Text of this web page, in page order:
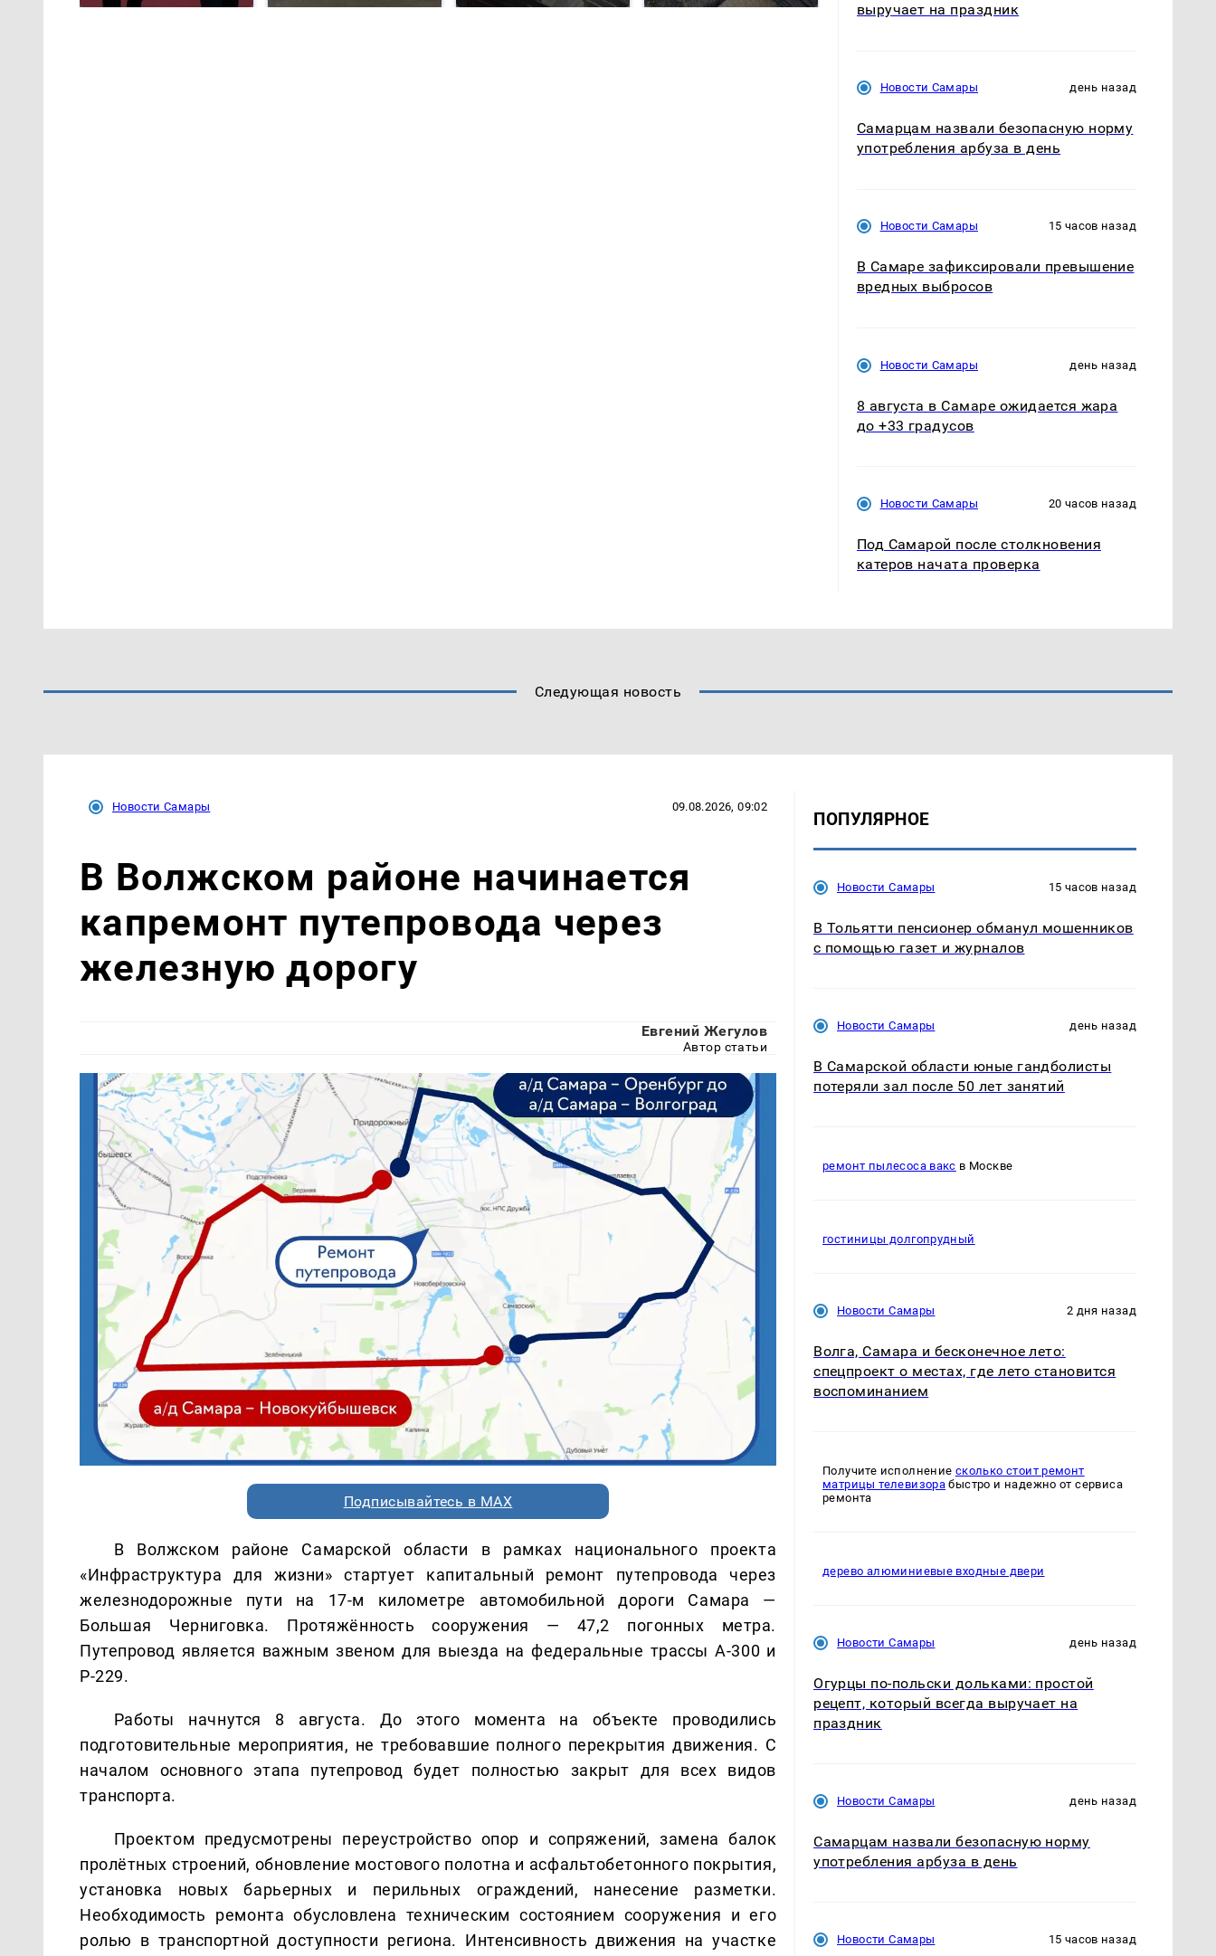
выручает на праздник
Новости Самары день назад
Самарцам назвали безопасную норму
употребления арбуза в день
Новости Самары 15 часов назад
В Самаре зафиксировали превышение
вредных выбросов
Новости Самары день назад
8 августа в Самаре ожидается жара
до +33 градусов
Новости Самары 20 часов назад
Под Самарой после столкновения
катеров начата проверка
Следующая новость
Новости Самары 09.08.2026, 09:02
В Волжском районе начинается
капремонт путепровода через
железную дорогу
Евгений Жегулов
Автор статьи
Подписывайтесь в MAX
В Волжском районе Самарской области в рамках национального проекта
«Инфраструктура для жизни» стартует капитальный ремонт путепровода через
железнодорожные пути на 17-м километре автомобильной дороги Самара —
Большая Черниговка. Протяжённость сооружения — 47,2 погонных метра.
Путепровод является важным звеном для выезда на федеральные трассы А-300 и
Р-229.
Работы начнутся 8 августа. До этого момента на объекте проводились
подготовительные мероприятия, не требовавшие полного перекрытия движения. С
началом основного этапа путепровод будет полностью закрыт для всех видов
транспорта.
Проектом предусмотрены переустройство опор и сопряжений, замена балок
пролётных строений, обновление мостового полотна и асфальтобетонного покрытия,
установка новых барьерных и перильных ограждений, нанесение разметки.
Необходимость ремонта обусловлена техническим состоянием сооружения и его
ролью в транспортной доступности региона. Интенсивность движения на участке
ПОПУЛЯРНОЕ
Новости Самары 15 часов назад
В Тольятти пенсионер обманул мошенников
с помощью газет и журналов
Новости Самары день назад
В Самарской области юные гандболисты
потеряли зал после 50 лет занятий
ремонт пылесоса вакс в Москве
гостиницы долгопрудный
Новости Самары 2 дня назад
Волга, Самара и бесконечное лето:
спецпроект о местах, где лето становится
воспоминанием
Получите исполнение сколько стоит ремонт
матрицы телевизора быстро и надежно от сервиса
ремонта
дерево алюминиевые входные двери
Новости Самары день назад
Огурцы по‑польски дольками: простой
рецепт, который всегда выручает на
праздник
Новости Самары день назад
Самарцам назвали безопасную норму
употребления арбуза в день
Новости Самары 15 часов назад